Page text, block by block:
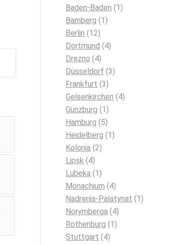
Baden-Baden (1)
Bamberg (1)
Berlin (12)
Dortmund (4)
Drezno (4)
Düsseldorf (3)
Frankfurt (3)
Gelsenkirchen (4)
Günzburg (1)
Hamburg (5)
Heidelberg (1)
Kolonia (2)
Lipsk (4)
Lubeka (1)
Monachium (4)
Nadrenia-Palatynat (1)
Norymberga (4)
Rothenburg (1)
Stuttgart (4)